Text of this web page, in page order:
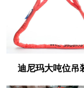
迪尼玛大吨位吊